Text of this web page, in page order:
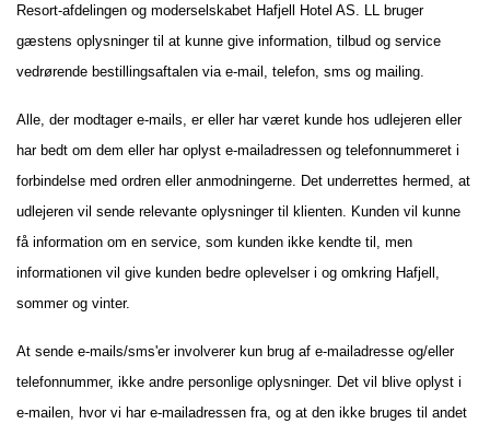
Resort-afdelingen og moderselskabet Hafjell Hotel AS. LL bruger
gæstens oplysninger til at kunne give information, tilbud og service
vedrørende bestillingsaftalen via e-mail, telefon, sms og mailing.
Alle, der modtager e-mails, er eller har været kunde hos udlejeren eller
har bedt om dem eller har oplyst e-mailadressen og telefonnummeret i
forbindelse med ordren eller anmodningerne. Det underrettes hermed, at
udlejeren vil sende relevante oplysninger til klienten. Kunden vil kunne
få information om en service, som kunden ikke kendte til, men
informationen vil give kunden bedre oplevelser i og omkring Hafjell,
sommer og vinter.
At sende e-mails/sms'er involverer kun brug af e-mailadresse og/eller
telefonnummer, ikke andre personlige oplysninger. Det vil blive oplyst i
e-mailen, hvor vi har e-mailadressen fra, og at den ikke bruges til andet